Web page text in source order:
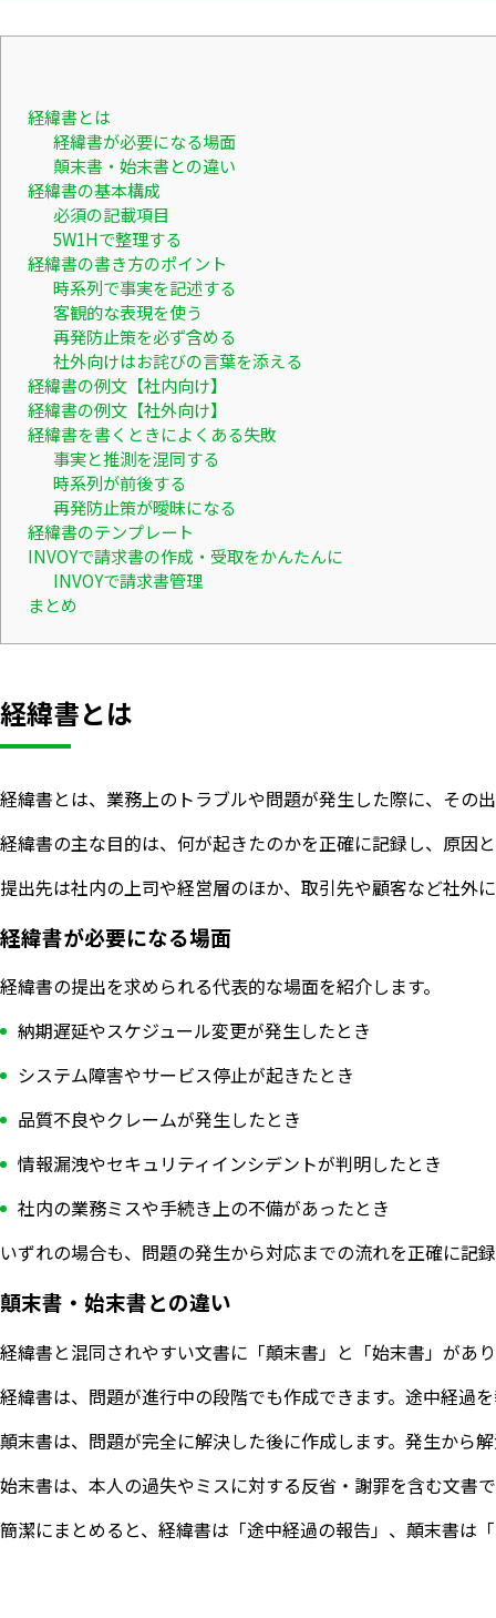
経緯書とは
経緯書が必要になる場面
顛末書・始末書との違い
経緯書の基本構成
必須の記載項目
5W1Hで整理する
経緯書の書き方のポイント
時系列で事実を記述する
客観的な表現を使う
再発防止策を必ず含める
社外向けはお詫びの言葉を添える
経緯書の例文【社内向け】
経緯書の例文【社外向け】
経緯書を書くときによくある失敗
事実と推測を混同する
時系列が前後する
再発防止策が曖昧になる
経緯書のテンプレート
INVOYで請求書の作成・受取をかんたんに
INVOYで請求書管理
まとめ
経緯書とは
経緯書とは、業務上のトラブルや問題が発生した際に、その
経緯書の主な目的は、何が起きたのかを正確に記録し、原因
提出先は社内の上司や経営層のほか、取引先や顧客など社外
経緯書が必要になる場面
経緯書の提出を求められる代表的な場面を紹介します。
納期遅延やスケジュール変更が発生したとき
システム障害やサービス停止が起きたとき
品質不良やクレームが発生したとき
情報漏洩やセキュリティインシデントが判明したとき
社内の業務ミスや手続き上の不備があったとき
いずれの場合も、問題の発生から対応までの流れを正確に記
顛末書・始末書との違い
経緯書と混同されやすい文書に「顛末書」と「始末書」があ
経緯書は、問題が進行中の段階でも作成できます。途中経過
顛末書は、問題が完全に解決した後に作成します。発生から
始末書は、本人の過失やミスに対する反省・謝罪を含む文書
簡潔にまとめると、経緯書は「途中経過の報告」、顛末書は